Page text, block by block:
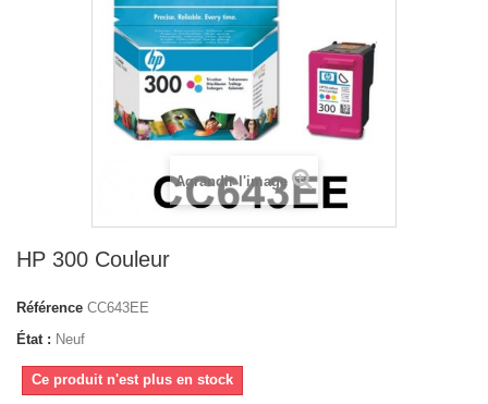
Agrandir l'image
HP 300 Couleur
Référence CC643EE
État : Neuf
Ce produit n'est plus en stock